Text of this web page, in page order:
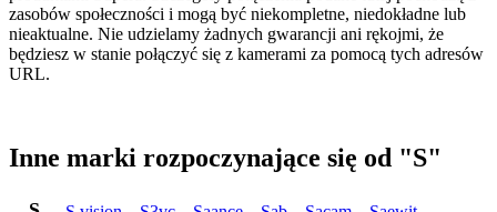
zasobów społeczności i mogą być niekompletne, niedokładne lub
nieaktualne. Nie udzielamy żadnych gwarancji ani rękojmi, że
będziesz w stanie połączyć się z kamerami za pomocą tych adresów
URL.
Inne marki rozpoczynające się od "S"